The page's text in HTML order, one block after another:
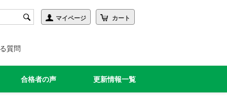
質問
合格者の声 更新情報一覧